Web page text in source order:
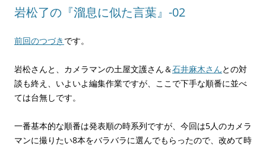
岩松了の『溜息に似た言葉』-02
前回のつづき です。
岩松さんと、カメラマンの土屋文護さん＆石井麻木さんとの対
談も終え、いよいよ編集作業ですが、ここで下手な順番に並べ
ては台無しです。
一番基本的な順番は発表順の時系列ですが、今回は5人のカメラ
マンに撮りたい8本をバラバラに選んでもらったので、改めて時